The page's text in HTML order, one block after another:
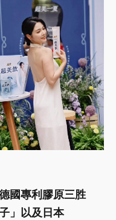
國專利膠原三胜
」以及日本